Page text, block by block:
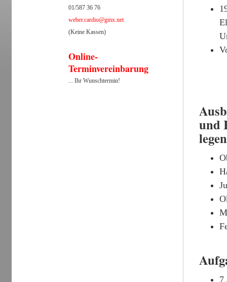
01/587 36 76
weber.cardio@gmx.net
(Keine Kassen)
Online-
Terminvereinbarung
... Ihr Wunschtermin!
und
7